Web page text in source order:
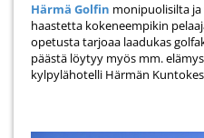
Härmä Golfin monipuolisilta
haastetta kokeneempikin
opetusta tarjoaa laadukas
päästä löytyy myös mm.
kylpylähotelli Härmän